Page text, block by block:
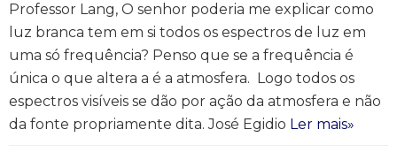
Professor Lang, O senhor poderia me explicar como
luz branca tem em si todos os espectros de luz em
uma só frequência? Penso que se a frequência é
única o que altera a é a atmosfera. Logo todos os
espectros visíveis se dão por ação da atmosfera e não
da fonte propriamente dita. José Egidio Ler mais»